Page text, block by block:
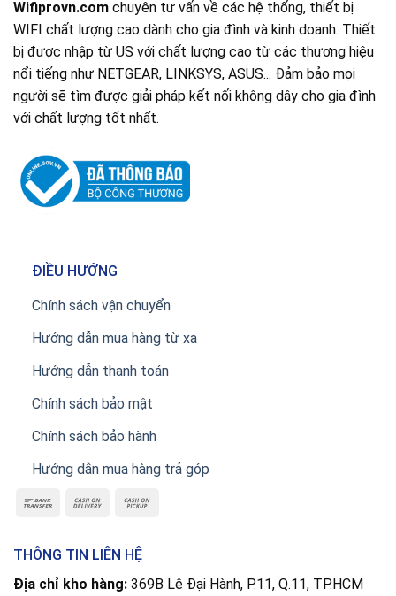
Wifiprovn.com chuyên tư vấn về các hệ thống, thiết bị
WIFI chất lượng cao dành cho gia đình và kinh doanh. Thiết
bị được nhập từ US với chất lượng cao từ các thương hiệu
nổi tiếng như NETGEAR, LINKSYS, ASUS... Đảm bảo mọi
người sẽ tìm được giải pháp kết nối không dây cho gia đình
với chất lượng tốt nhất.
ĐIỀU HƯỚNG
Chính sách vận chuyển
Hướng dẫn mua hàng từ xa
Hướng dẫn thanh toán
Chính sách bảo mật
Chính sách bảo hành
Hướng dẫn mua hàng trả góp
THÔNG TIN LIÊN HỆ
Địa chỉ kho hàng: 369B Lê Đại Hành, P.11, Q.11, TP.HCM